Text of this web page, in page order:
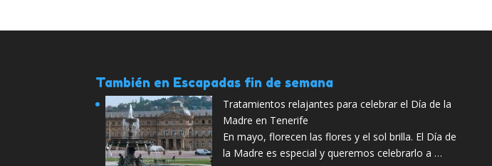
También en Escapadas fin de semana
Tratamientos relajantes para celebrar el Día de la
Madre en Tenerife
En mayo, florecen las flores y el sol brilla. El Día de
la Madre es especial y queremos celebrarlo a …